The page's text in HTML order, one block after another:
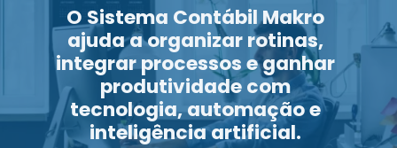
O Sistema Contábil Makro
ajuda a organizar rotinas,
integrar processos e ganhar
produtividade com
tecnologia, automação e
inteligência artificial.